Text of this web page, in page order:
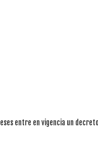
entre en vigencia un